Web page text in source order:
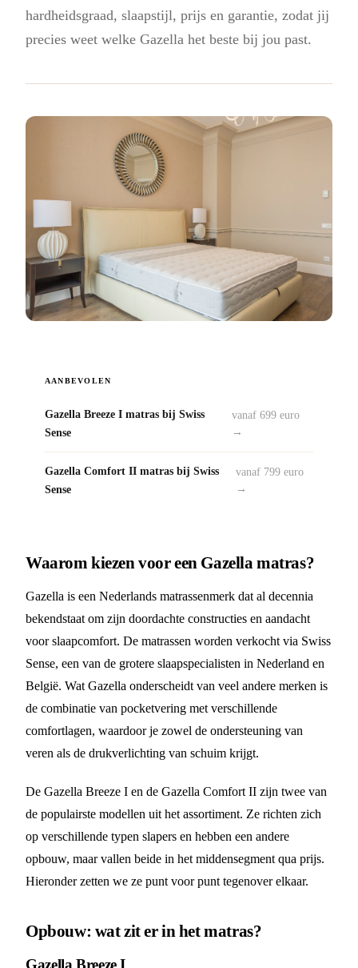
hardheidsgraad, slaapstijl, prijs en garantie, zodat jij
precies weet welke Gazella het beste bij jou past.
AANBEVOLEN
Gazella Breeze I matras bij Swiss
Sense
vanaf 699 euro
→
Gazella Comfort II matras bij Swiss
Sense
vanaf 799 euro
→
Waarom kiezen voor een Gazella matras?
Gazella is een Nederlands matrassenmerk dat al decennia
bekendstaat om zijn doordachte constructies en aandacht
voor slaapcomfort. De matrassen worden verkocht via Swiss
Sense, een van de grotere slaapspecialisten in Nederland en
België. Wat Gazella onderscheidt van veel andere merken is
de combinatie van pocketvering met verschillende
comfortlagen, waardoor je zowel de ondersteuning van
veren als de drukverlichting van schuim krijgt.
De Gazella Breeze I en de Gazella Comfort II zijn twee van
de populairste modellen uit het assortiment. Ze richten zich
op verschillende typen slapers en hebben een andere
opbouw, maar vallen beide in het middensegment qua prijs.
Hieronder zetten we ze punt voor punt tegenover elkaar.
Opbouw: wat zit er in het matras?
Gazella Breeze I